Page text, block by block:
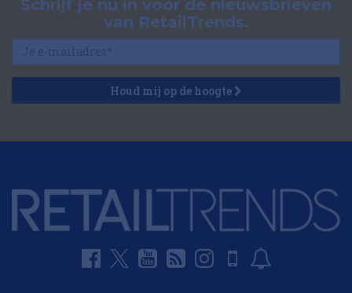
Schrijf je nu in voor de nieuwsbrieven
van RetailTrends.
Houd mij op de hoogte